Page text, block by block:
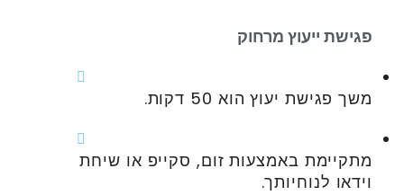
פגישת ייעוץ מרחוק
משך פגישת יעוץ הוא 50 דקות.
מתקיימת באמצעות זום, סקייפ או שיחת
וידאו לנוחיותך.